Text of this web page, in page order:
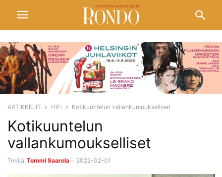
ARTIKKELIT HiFi Kotikuuntelun vallankumoukselliset
Kotikuuntelun
vallankumoukselliset
Tekijä Tommi Saarela - 2022-02-01